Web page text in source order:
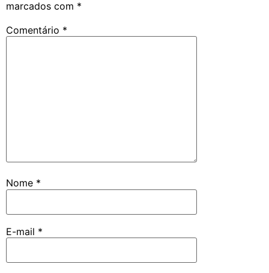
marcados com *
Comentário *
Nome *
E-mail *